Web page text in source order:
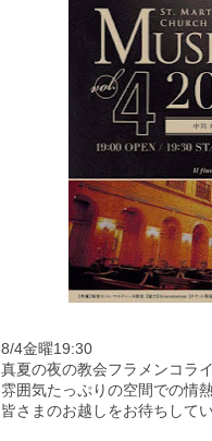
8/4金曜19:30
真夏の夜の教会フラメンコラ
雰囲気たっぷりの空間での情
皆さまのお越しをお待ちして